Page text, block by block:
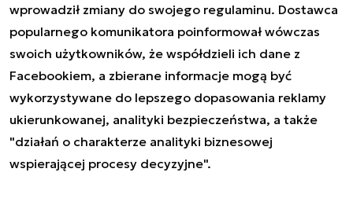
wprowadził zmiany do swojego regulaminu. Dostawca
popularnego komunikatora poinformował wówczas
swoich użytkowników, że współdzieli ich dane z
Facebookiem, a zbierane informacje mogą być
wykorzystywane do lepszego dopasowania reklamy
ukierunkowanej, analityki bezpieczeństwa, a także
"działań o charakterze analityki biznesowej
wspierającej procesy decyzyjne".